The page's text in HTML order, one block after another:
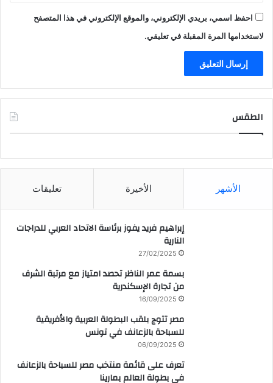
احفظ اسمي، بريدي الإلكتروني، والموقع الإلكتروني في هذا المتصفح
لاستخدامها المرة المقبلة في تعليقي.
الطقس
الأشهر الأخيرة تعليقات
إبراهيم فريد يفوز برئاسة الاتحاد العربي للدراجات
النارية
27/02/2025
بسمة عمر الناظر تحصد امتياز مع مرتبة الشرف
من تجارة الإسكندرية
16/09/2025
مصر تتوج بلقب البطولة العربية والأفريقية
للسباحة بالزعانف في تونس
06/09/2025
تعرف على قائمة منتخب مصر للسباحة بالزعانف
في بطولة العالم بمارينا